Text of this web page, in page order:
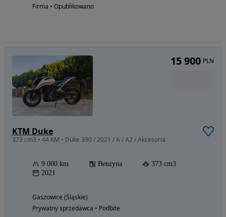
Firma • Opublikowano
KTM Duke
373 cm3 • 44 KM • Duke 390 / 2021 / A / A2 / Akcesoria
9 000 km Benzyna
373 cm3
2021
Gaszowice (Śląskie)
Prywatny sprzedawca • Podbite
15 900 PLN